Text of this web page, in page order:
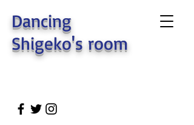
Dancing
Shigeko's room